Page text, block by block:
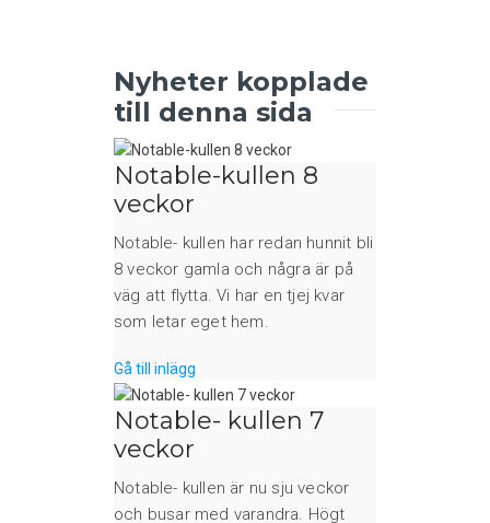
Nyheter kopplade
till denna sida
Notable-kullen 8
veckor
Notable- kullen har redan hunnit bli
8 veckor gamla och några är på
väg att flytta. Vi har en tjej kvar
som letar eget hem.
Gå till inlägg
Notable- kullen 7
veckor
Notable- kullen är nu sju veckor
och busar med varandra. Högt